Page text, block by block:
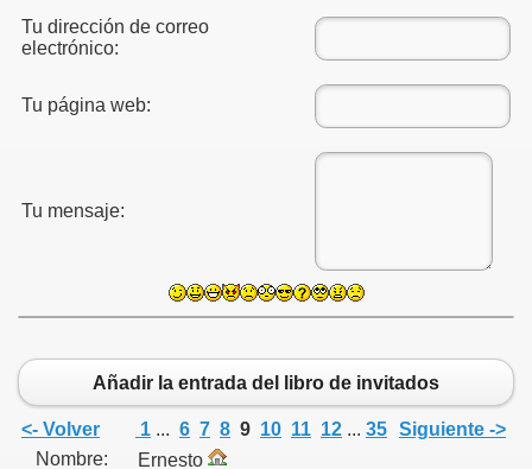
Tu dirección de correo
electrónico:
Tu página web:
Tu mensaje:
Añadir la entrada del libro de invitados
<- Volver 1 ... 6 7 8 9 10 11 12 ... 35 Siguiente ->
Nombre:
Ernesto